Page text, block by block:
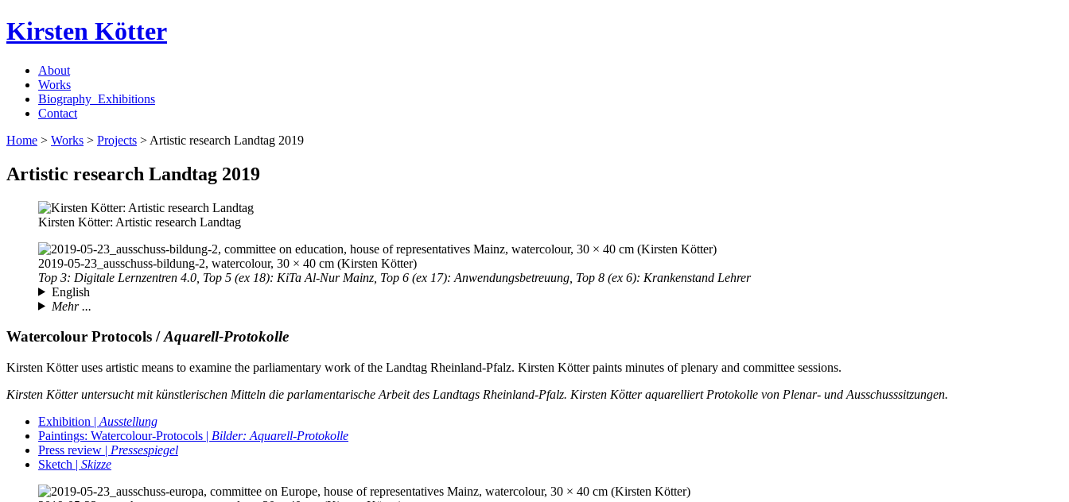
Kirsten Kötter
About
Works
Biography_Exhibitions
Contact
Home > Works > Projects > Artistic research Landtag 2019
Artistic research Landtag 2019
Kirsten Kötter: Artistic research Landtag
2019-05-23 _ausschuss-bildung-2, watercolour, 30 × 40 cm (Kirsten Kötter)
Top 3: Digitale Lernzentren 4.0, Top 5 (ex 18): KiTa Al-Nur Mainz, Top 6 (ex 17): Anwendungsbetreuung, Top 8 (ex 6): Krankenstand Lehrer
English
Mehr ...
Watercolour Protocols /Aquarell-Protokolle
Kirsten Kötter uses artistic means to examine the parliamentary work of the Landtag Rheinland-Pfalz. Kirsten Kötter paints minutes of plenary and committee sessions.
Kirsten Kötter untersucht mit künstlerischen Mitteln die parlamentarische Arbeit des Landtags Rheinland-Pfalz. Kirsten Kötter aquarelliert Protokolle von Plenar- und Ausschusssitzungen.
Exhibition | Ausstellung
Paintings: Watercolour-Protocols | Bilder: Aquarell-Protokolle
Press review | Pressespiegel
Sketch | Skizze